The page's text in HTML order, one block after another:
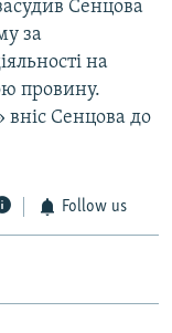
Сенцова
за
на
провину.
Сенцова до
Follow us